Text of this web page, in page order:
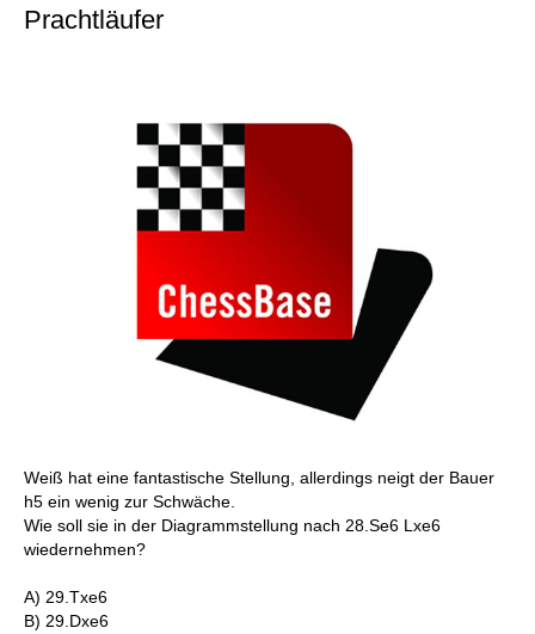
Prachtläufer
Weiß hat eine fantastische Stellung, allerdings neigt der Bauer
h5 ein wenig zur Schwäche.
Wie soll sie in der Diagrammstellung nach 28.Se6 Lxe6
wiedernehmen?
A) 29.Txe6
B) 29.Dxe6